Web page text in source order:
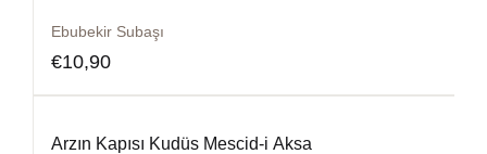
Ebubekir Subaşı
€10,90
Arzın Kapısı Kudüs Mescid-i Aksa